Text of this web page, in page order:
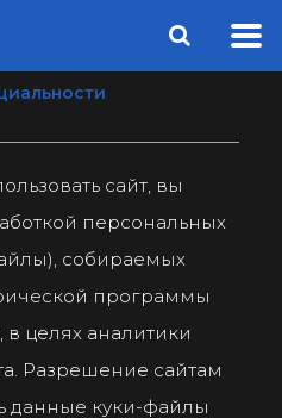
сайт, вы
персональных
собираемых
программы
целях аналитики
Разрешение сайтам
данные куки-файлы